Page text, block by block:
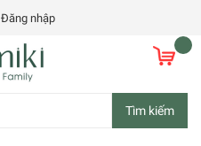
Đăng nhập
Tìm kiếm